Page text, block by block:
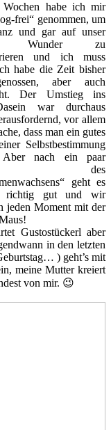
Wochen habe ich mir
frei“ genommen, um
und gar auf unser
Wunder zu
und ich muss
habe die Zeit bisher
aber auch
Der Umstieg ins
war durchaus
vor allem
dass man ein gutes
Selbstbestimmung
Aber nach ein paar
des
geht es
richtig gut und wir
jeden Moment mit der
Gustostückerl aber
in den letzten
) geht’s mit
meine Mutter kreiert
von mir. 😉